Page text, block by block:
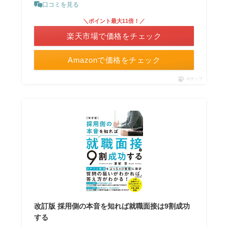
口コミを見る
Amazonで価格をチェック
＼ポイント最大11倍！／
楽天市場で価格をチェック
ポチップ
改訂版 採用側の本音を知れば就職面接は9割成功
する